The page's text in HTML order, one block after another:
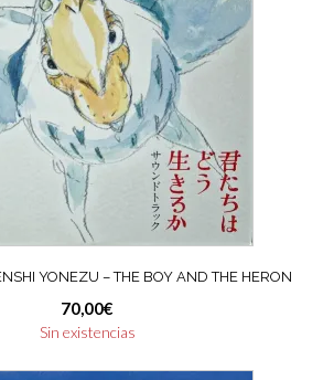
YONEZU – THE BOY AND THE HERON
70,00€
Sin existencias